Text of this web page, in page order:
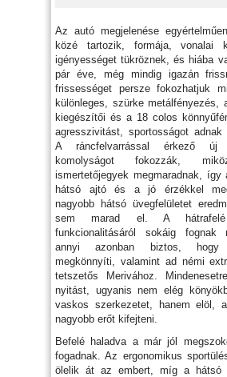
Az autó megjelenése
közé tartozik, formája, vonalai
igényességet tükröznek, és hiába
pár éve, még mindig igazán
frissességet persze fokozhatjuk
különleges, szürke metálfényezés,
kiegészítői és a 18 colos
agresszivitást, sportosságot adnak
A ráncfelvarrással érkező új
komolyságot fokozzák,
ismertetőjegyek megmaradnak, így
hátsó ajtó és a jó érzékkel
nagyobb hátsó üvegfelületet
sem marad el. A
funkcionalitásáról sokáig fognak
annyi azonban biztos,
megkönnyíti, valamint ad némi
tetszetős Merivához.
nyitást, ugyanis nem elég
vaskos szerkezetet, hanem elöl,
nagyobb erőt kifejteni.
Befelé haladva a már jól
fogadnak. Az ergonomikus
ölelik át az embert, míg a hátsó